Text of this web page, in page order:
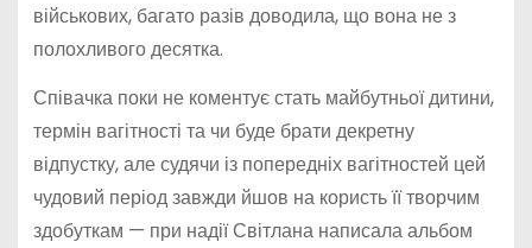
військових, багато разів доводила, що вона не з
полохливого десятка.
Співачка поки не коментує стать майбутньої дитини,
термін вагітності та чи буде брати декретну
відпустку, але судячи із попередніх вагітностей цей
чудовий період завжди йшов на користь її творчим
здобуткам — при надії Світлана написала альбом